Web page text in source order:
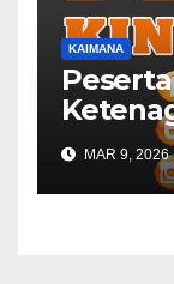
KAIMANA
Peserta
MAR 9, 2026